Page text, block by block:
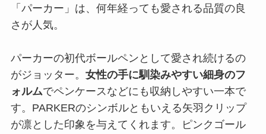
「パーカー」は、何年経っても愛される品質の良
さが人気。
パーカーの初代ボールペンとして愛され続けるの
がジョッター。 女性の手に馴染みやすい細身のフ
ォルムでペンケースなどにも収納しやすい一本で
す。PARKERのシンボルともいえる矢羽クリップ
が凛とした印象を与えてくれます。ピンクゴール